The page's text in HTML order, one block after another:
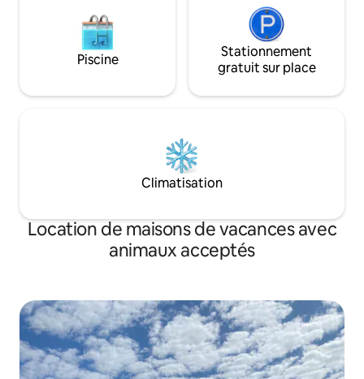
Piscine
Stationnement
gratuit sur place
Climatisation
Location de maisons de vacances avec
animaux acceptés